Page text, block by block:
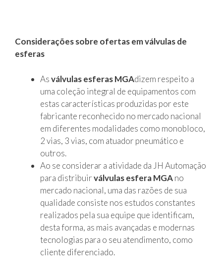
Considerações sobre ofertas em válvulas de
esferas
Asválvulas esferas MGAdizem respeito a
uma coleção integral de equipamentos com
estas características produzidas por este
fabricante reconhecido no mercado nacional
em diferentes modalidades como monobloco,
2 vias, 3 vias, com atuador pneumático e
outros.
Ao se considerar a atividade da JH Automação
para distribuirválvulas esfera MGAno
mercado nacional, uma das razões de sua
qualidade consiste nos estudos constantes
realizados pela sua equipe que identificam,
desta forma, as mais avançadas e modernas
tecnologias para o seu atendimento, como
cliente diferenciado.